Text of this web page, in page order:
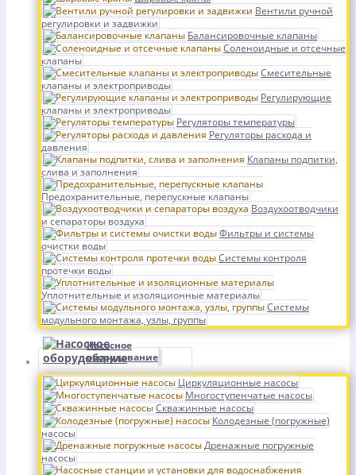
Вентили ручной
регулировки и задвижки
Балансировочные клапаны
Соленоидные и отсечные
клапаны
Смесительные
клапаны и электроприводы
Регулирующие
клапаны и электроприводы
Регуляторы температуры
Регуляторы расхода и
давления
Клапаны подпитки,
слива и заполнения
Предохранительные, перепускные клапаны
Воздухоотводчики
и сепараторы воздуха
Фильтры и системы
очистки воды
Системы контроля
протечки воды
Уплотнительные и изоляционные материалы
Системы
модульного монтажа, узлы, группы
Насосное
оборудование
Циркуляционные насосы
Многоступенчатые насосы
Скважинные насосы
Колодезные (погружные)
насосы
Дренажные погружные
насосы